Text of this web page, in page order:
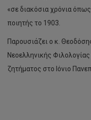
«σε διακόσια χρόνια
ποιητής το 1903.
Παρουσιάζει ο κ.
Νεοελληνικής
ζητήματος στο Ιόνιο